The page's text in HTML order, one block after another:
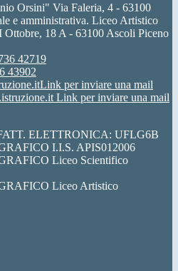
Orsini" Via Faleria, 4 - 63100
e amministrativa. Liceo Artistico
18 A - 63100 Ascoli Piceno
42719
43902
Link per inviare una mail
Link per inviare una mail
ELETTRONICA: UFLG6B
I.I.S. APIS012006
Liceo Scientifico
Liceo Artistico